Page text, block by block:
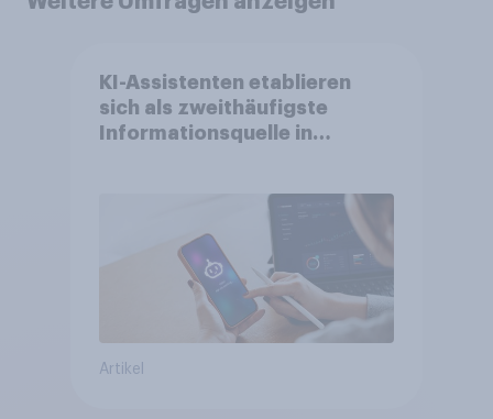
KI-Assistenten etablieren
sich als zweithäufigste
Informationsquelle in
Artikel